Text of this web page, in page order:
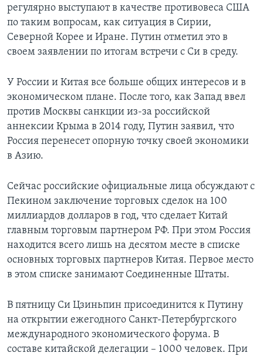
регулярно выступают в качестве противовеса США
по таким вопросам, как ситуация в Сирии,
Северной Корее и Иране. Путин отметил это в
своем заявлении по итогам встречи с Си в среду.
У России и Китая все больше общих интересов и в
экономическом плане. После того, как Запад ввел
против Москвы санкции из-за российской
аннексии Крыма в 2014 году, Путин заявил, что
Россия перенесет опорную точку своей экономики
в Азию.
Сейчас российские официальные лица обсуждают с
Пекином заключение торговых сделок на 100
миллиардов долларов в год, что сделает Китай
главным торговым партнером РФ. При этом Россия
находится всего лишь на десятом месте в списке
основных торговых партнеров Китая. Первое место
в этом списке занимают Соединенные Штаты.
В пятницу Си Цзиньпин присоединится к Путину
на открытии ежегодного Санкт-Петербургского
международного экономического форума. В
составе китайской делегации – 1000 человек. При